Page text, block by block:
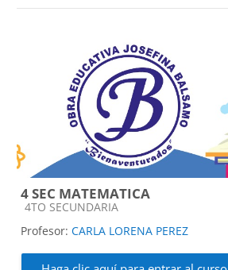
4 SEC MATEMATICA
Categoría de cursos
4TO SECUNDARIA
Profesor: CARLA LORENA PEREZ